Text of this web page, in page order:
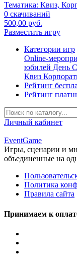
Тематика: Квиз,
0 скачиваний
500,00 руб.
Разместить игру
Категории игр
Online-
юбилей День
Квиз
Рейтинг
Рейтинг
Личный кабинет
EventGame
Игры, сценарии и
объединенные на
Политика
Правила сайта
Принимаем к